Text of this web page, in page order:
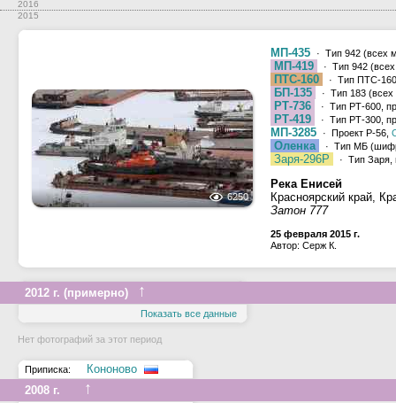
2016
2015
6250
МП-435 · Тип 942 (всех
МП-419 · Тип 942
ПТС-160 · Тип ПТС-
БП-135 · Тип 183
РТ-736 · Тип РТ-600,
РТ-419 · Тип РТ-300,
МП-3285 · Проект Р-56,
Оленка · Тип МБ
Заря-296Р · Тип Заря,
Река Енисей
Красноярский край,
Затон 777
25 февраля 2015 г.
Автор: Серж К.
2012 г. (примерно) ↑
Показать все данные
Нет фотографий за этот период
Приписка:
Кононово
2008 г.
↑